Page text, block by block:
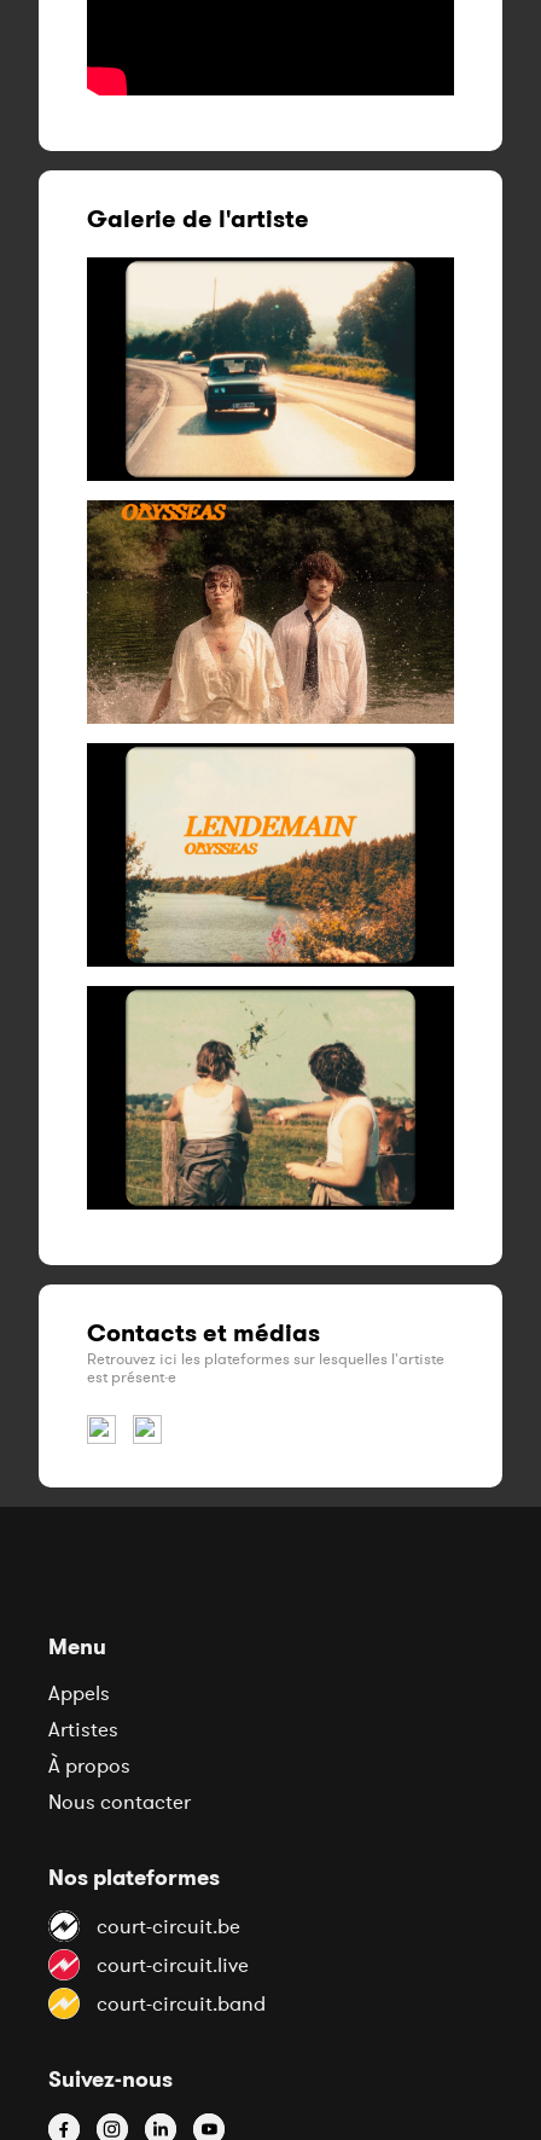
Galerie de l'artiste
Contacts et médias
Retrouvez ici les plateformes sur lesquelles l'artiste
est présent·e
Menu
Appels
Artistes
À propos
Nous contacter
Nos plateformes
court-circuit.be
court-circuit.live
court-circuit.band
Suivez-nous